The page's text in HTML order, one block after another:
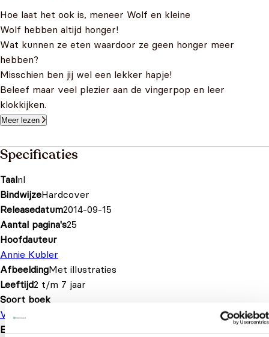
Hoe laat het ook is, meneer Wolf en kleine
Wolf hebben altijd honger!
Wat kunnen ze eten waardoor ze geen honger meer
hebben?
Misschien ben jij wel een lekker hapje!
Beleef maar veel plezier aan de vingerpop en leer
klokkijken.
Meer lezen
Specificaties
Taalnl
BindwijzeHardcover
Releasedatum2014-09-15
Aantal pagina's25
Hoofdauteur
Annie Kubler
AfbeeldingMet illustraties
Leeftijd2 t/m 7 jaar
Soort boek
Voorleesboek
EAN